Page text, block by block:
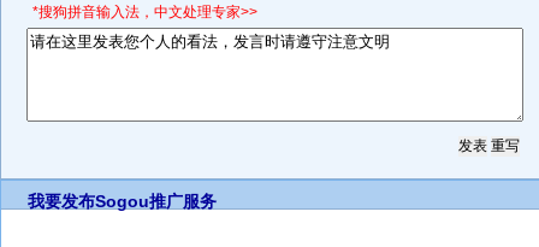
*搜狗拼音输入法，中文处理专家>>
我要发布Sogou推广服务